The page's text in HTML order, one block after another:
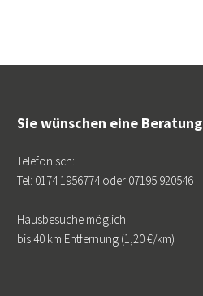
Sie wünschen eine Beratung
Telefonisch:
Tel: 0174 1956774 oder 07195 920546
Hausbesuche möglich!
bis 40 km Entfernung (1,20 €/km)